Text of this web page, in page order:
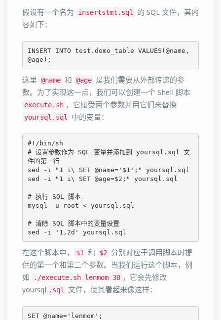
假设有一个名为 insertstmt.sql
的 SQL 文件，其内
容如下：
INSERT INTO test.demo_table VALUES(@name,
@age);
这里 @name 和 @age 是我们需要从外部传递的参
数。为了实现这一点，我们可以创建一个 Shell 脚本
execute.sh ，它接受两个参数并用它们来替换
yoursql.sql 中的变量：
#!/bin/sh
# 设置参数作为 SQL 变量并添加到 yoursql.sql 文
件的第一行
sed -i "1 i\ SET @name='$1';" yoursql.sql
sed -i "1 i\ SET @age=$2;" yoursql.sql
# 执行 SQL 脚本
mysql -u root < yoursql.sql
# 清除 SQL 脚本中的变量设置
sed -i '1,2d' yoursql.sql
在这个脚本中， $1 和 $2
分别对应于调用脚本时提
供的第一个和第二个参数。当我们运行这个脚本，例
如
./execute.sh lenmom 30 ，它会先修改
yoursql .sql 文件，使其看起来像这样：
SET @name='lenmom';